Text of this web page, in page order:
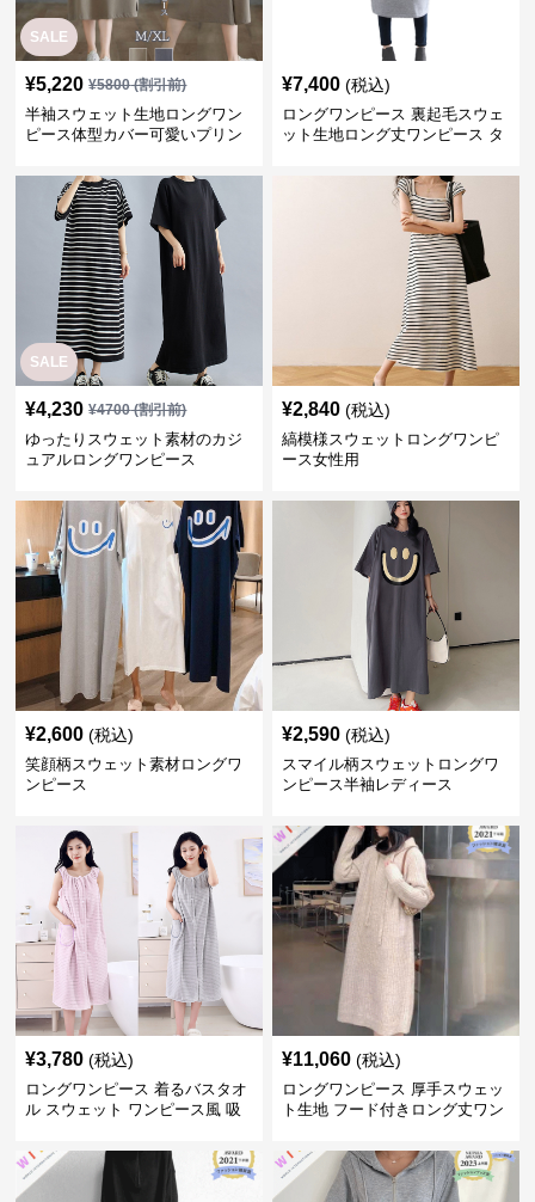
SALE
¥5,220 ¥5800(割引前)
半袖スウェット生地ロングワン
ピース体型カバー可愛いプリン
¥7,400 (税込)
ロングワンピース 裏起毛スウェ
ット生地ロング丈ワンピース タ
SALE
¥4,230 ¥4700(割引前)
ゆったりスウェット素材のカジ
ュアルロングワンピース
¥2,840 (税込)
縞模様スウェットロングワンピ
ース女性用
¥2,600 (税込)
笑顔柄スウェット素材ロングワ
ンピース
¥2,590 (税込)
スマイル柄スウェットロングワ
ンピース半袖レディース
¥3,780 (税込)
ロングワンピース 着るバスタオ
ル スウェット ワンピース風 吸
¥11,060 (税込)
ロングワンピース 厚手スウェッ
ト生地 フード付きロング丈ワン